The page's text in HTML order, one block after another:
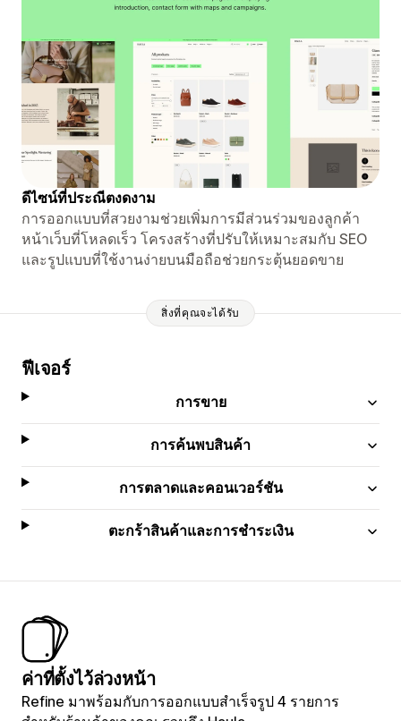
ดีไซน์ที่ประณีตงดงาม
การออกแบบที่สวยงามช่วยเพิ่มการมีส่วนร่วมของลูกค้า
หน้าเว็บที่โหลดเร็ว โครงสร้างที่ปรับให้เหมาะสมกับ SEO
และรูปแบบที่ใช้งานง่ายบนมือถือช่วยกระตุ้นยอดขาย
สิ่งที่คุณจะได้รับ
ฟีเจอร์
การขาย
การค้นพบสินค้า
การตลาดและคอนเวอร์ชัน
ตะกร้าสินค้าและการชำระเงิน
ค่าที่ตั้งไว้ล่วงหน้า
Refine มาพร้อมกับการออกแบบสำเร็จรูป 4 รายการ